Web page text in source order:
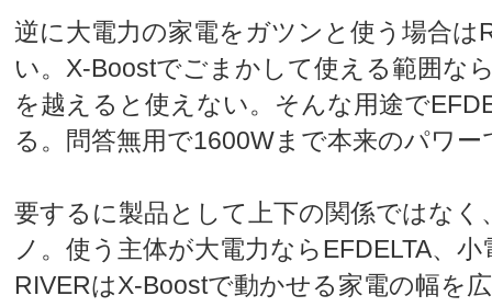
逆に大電力の家電をガツンと使う場合は
い。X-Boostでごまかして使える範囲な
を越えると使えない。そんな用途で
る。問答無用で1600Wまで本来のパワー
要するに製品として上下の関係ではなく
ノ。使う主体が大電力ならEFDELTA、
RIVERはX-Boostで動かせる家電の幅を